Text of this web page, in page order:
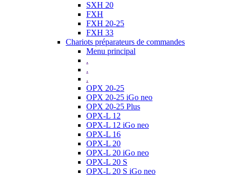
SXH 20
FXH
FXH 20-25
FXH 33
Chariots préparateurs de commandes
Menu principal
.
.
.
OPX 20-25
OPX 20-25 iGo neo
OPX 20-25 Plus
OPX-L 12
OPX-L 12 iGo neo
OPX-L 16
OPX-L 20
OPX-L 20 iGo neo
OPX-L 20 S
OPX-L 20 S iGo neo